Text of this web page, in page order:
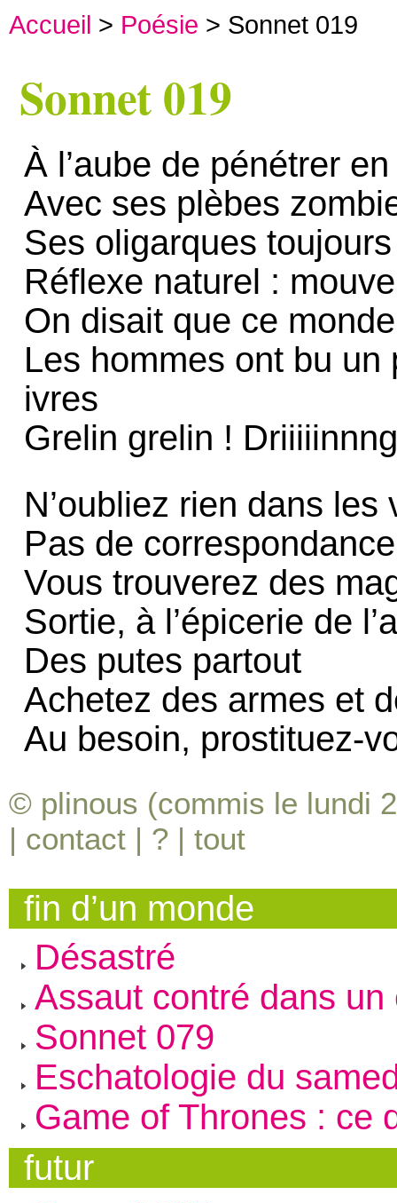
Accueil > Poésie > Sonnet 019
Sonnet 019
À l’aube de pénétrer
Avec ses plèbes
Ses oligarques
Réflexe naturel :
On disait que ce
Les hommes ont bu
ivres
Grelin grelin !
N’oubliez rien dans les
Pas de
Vous trouverez des
Sortie, à l’épicerie de
Des putes partout
Achetez des armes et
Au besoin, prostituez-
© plinous (commis le lundi
| contact | ? | tout
fin d’un monde
Désastré
Assaut contré dans un
Sonnet 079
Eschatologie du
Game of Thrones : ce
futur